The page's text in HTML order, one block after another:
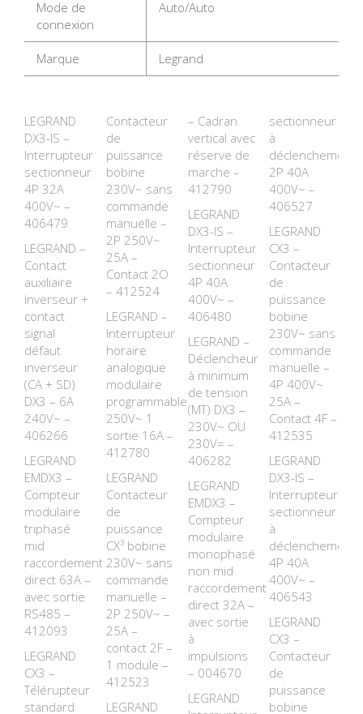
Mode de
connexion
Auto/Auto
Marque Legrand
LEGRAND
DX3-IS –
Interrupteur
sectionneur
4P 32A
400V~ –
406479
LEGRAND –
Contact
auxiliaire
inverseur +
contact
signal
défaut
inverseur
(CA + SD)
DX3 – 6A
240V~ –
406266
LEGRAND
EMDX3 –
Compteur
modulaire
triphasé
mid
raccordement
direct 63A –
avec sortie
RS485 –
412093
LEGRAND
CX3 –
Télérupteur
standard
Contacteur
de
puissance
bobine
230V~ sans
commande
manuelle –
2P 250V~
25A –
Contact 2O
– 412524
LEGRAND –
Interrupteur
horaire
analogique
modulaire
programmable
250V~ 1
sortie 16A –
412780
LEGRAND
Contacteur
de
puissance
CX³ bobine
230V~ sans
commande
manuelle –
2P 250V~ –
25A –
contact 2F –
1 module –
412523
LEGRAND
– Cadran
vertical avec
réserve de
marche –
412790
LEGRAND
DX3-IS –
Interrupteur
sectionneur
4P 40A
400V~ –
406480
LEGRAND –
Déclencheur
à minimum
de tension
(MT) DX3 –
230V~ OU
230V= –
406282
LEGRAND
EMDX3 –
Compteur
modulaire
monophasé
non mid
raccordement
direct 32A –
avec sortie
à
impulsions
– 004670
LEGRAND
sectionneur
à
déclenchement
2P 40A
400V~ –
406527
LEGRAND
CX3 –
Contacteur
de
puissance
bobine
230V~ sans
commande
manuelle –
4P 400V~
25A –
Contact 4F –
412535
LEGRAND
DX3-IS –
Interrupteur
sectionneur
à
déclenchement
4P 40A
400V~ –
406543
LEGRAND
CX3 –
Contacteur
de
puissance
bobine